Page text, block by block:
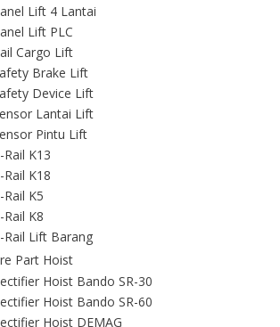
Lift 4 Lantai
Lift PLC
Cargo Lift
Brake Lift
Device Lift
Lantai Lift
Pintu Lift
Rail K13
Rail K18
Rail K5
Rail K8
Rail Lift Barang
Part Hoist
Hoist Bando SR-30
Hoist Bando SR-60
Hoist DEMAG